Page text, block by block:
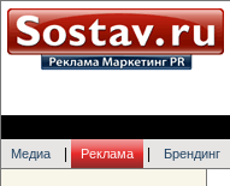
Медиа Реклама Брендинг